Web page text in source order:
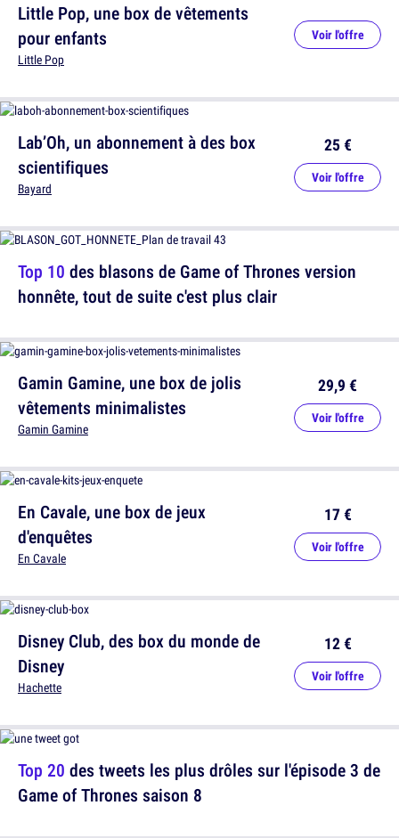
Lab’Oh, un abonnement à des box
scientifiques
Bayard
25 €
Voir l'offre
Gamin Gamine, une box de jolis
vêtements minimalistes
Gamin Gamine
29,9 €
Voir l'offre
Disney Club, des box du monde de
Disney
Hachette
12 €
Voir l'offre
Little Pop, une box de vêtements
pour enfants
Little Pop
Voir l'offre
Top 10 des blasons de Game of Thrones version
honnête, tout de suite c'est plus clair
En Cavale, une box de jeux
d'enquêtes
En Cavale
17 €
Voir l'offre
Top 20 des tweets les plus drôles sur l'épisode 3 de
Game of Thrones saison 8